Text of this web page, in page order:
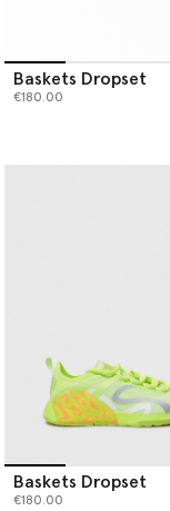
Baskets Dropset
€180.00
Baskets Dropset
€180.00